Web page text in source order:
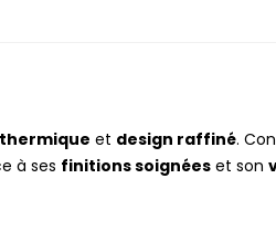
et design raffiné.
à ses finitions soignées et son